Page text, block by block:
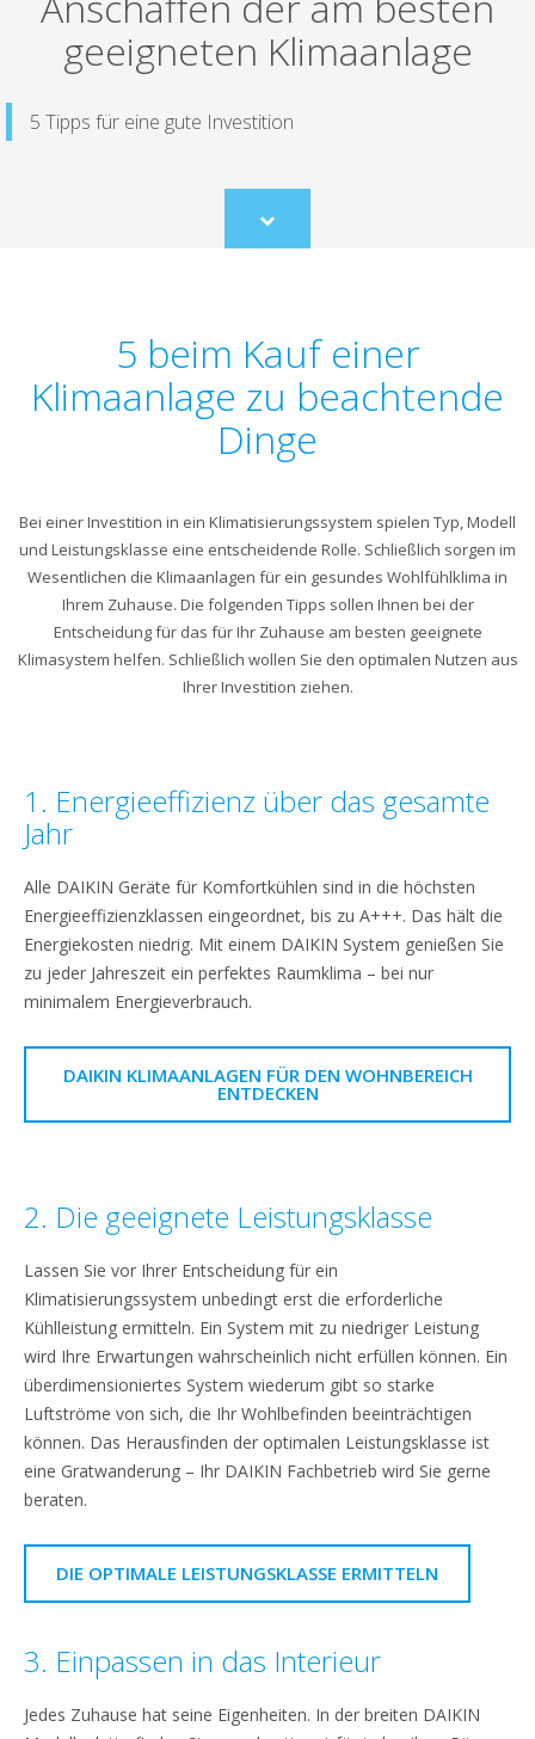
geeigneten Klimaanlage
5 Tipps für eine gute Investition
Scroll
to
5 beim Kauf einer
Klimaanlage zu beachtende
Dinge
Bei einer Investition in ein Klimatisierungssystem spielen Typ, Modell
und Leistungsklasse eine entscheidende Rolle. Schließlich sorgen im
Wesentlichen die Klimaanlagen für ein gesundes Wohlfühlklima in
Ihrem Zuhause. Die folgenden Tipps sollen Ihnen bei der
Entscheidung für das für Ihr Zuhause am besten geeignete
Klimasystem helfen. Schließlich wollen Sie den optimalen Nutzen aus
Ihrer Investition ziehen.
1. Energieeffizienz über das gesamte
Jahr
Alle DAIKIN Geräte für Komfortkühlen sind in die höchsten
Energieeffizienzklassen eingeordnet, bis zu A+++. Das hält die
Energiekosten niedrig. Mit einem DAIKIN System genießen Sie
zu jeder Jahreszeit ein perfektes Raumklima – bei nur
minimalem Energieverbrauch.
DAIKIN KLIMAANLAGEN FÜR DEN WOHNBEREICH
ENTDECKEN
2. Die geeignete Leistungsklasse
Lassen Sie vor Ihrer Entscheidung für ein
Klimatisierungssystem unbedingt erst die erforderliche
Kühlleistung ermitteln. Ein System mit zu niedriger Leistung
wird Ihre Erwartungen wahrscheinlich nicht erfüllen können. Ein
überdimensioniertes System wiederum gibt so starke
Luftströme von sich, die Ihr Wohlbefinden beeinträchtigen
können. Das Herausfinden der optimalen Leistungsklasse ist
eine Gratwanderung – Ihr DAIKIN Fachbetrieb wird Sie gerne
beraten.
DIE OPTIMALE LEISTUNGSKLASSE ERMITTELN
3. Einpassen in das Interieur
Jedes Zuhause hat seine Eigenheiten. In der breiten DAIKIN